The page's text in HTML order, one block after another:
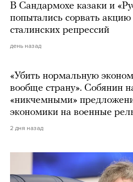
В Сандармохе казаки и
попытались сорвать
сталинских репрессий
день назад
«Убить нормальную
вообще страну». Собянин
«никчемными»
экономики на военные
2 дня назад